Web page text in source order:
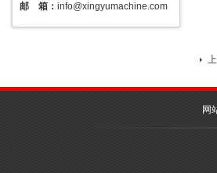
邮 箱： info@xingyumachine.com
网